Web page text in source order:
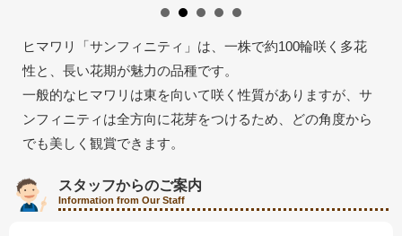
ヒマワリ「サンフィニティ」は、一株で約100輪咲く多花
性と、長い花期が魅力の品種です。
一般的なヒマワリは東を向いて咲く性質がありますが、サ
ンフィニティは全方向に花芽をつけるため、どの角度から
でも美しく観賞できます。
スタッフからのご案内
Information from Our Staff